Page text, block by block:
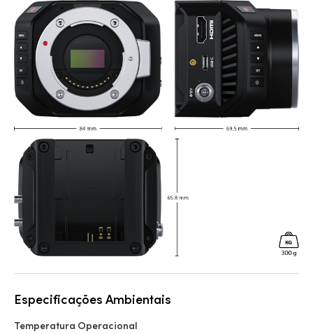
Especificações Ambientais
Temperatura Operacional